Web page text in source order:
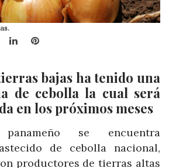
LinkedInPinterest
bajas ha tenido una
de cebolla la cual será
en los próximos meses
se encuentra
de cebolla nacional,
productores de tierras altas